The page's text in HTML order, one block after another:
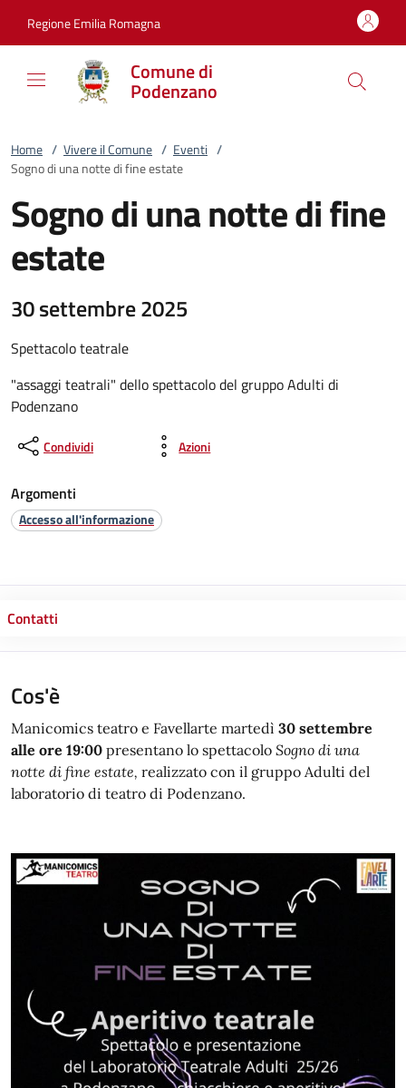
Regione Emilia Romagna
Comune di
Podenzano
Home / Vivere il Comune / Eventi /
Sogno di una notte di fine estate
Sogno di una notte di fine
estate
30 settembre 2025
Spettacolo teatrale
"assaggi teatrali" dello spettacolo del gruppo Adulti di
Podenzano
Condividi Azioni
Argomenti
Accesso all'informazione
Contatti
Cos'è
Manicomics teatro e Favellarte martedì 30 settembre
alle ore 19:00 presentano lo spettacolo Sogno di una
notte di fine estate, realizzato con il gruppo Adulti del
laboratorio di teatro di Podenzano.